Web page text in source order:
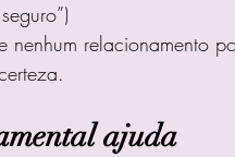
relacionamento
ajuda